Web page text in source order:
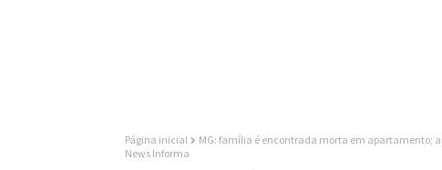
Página inicial
MG: família é encontrada morta em apartamento;
News Informa